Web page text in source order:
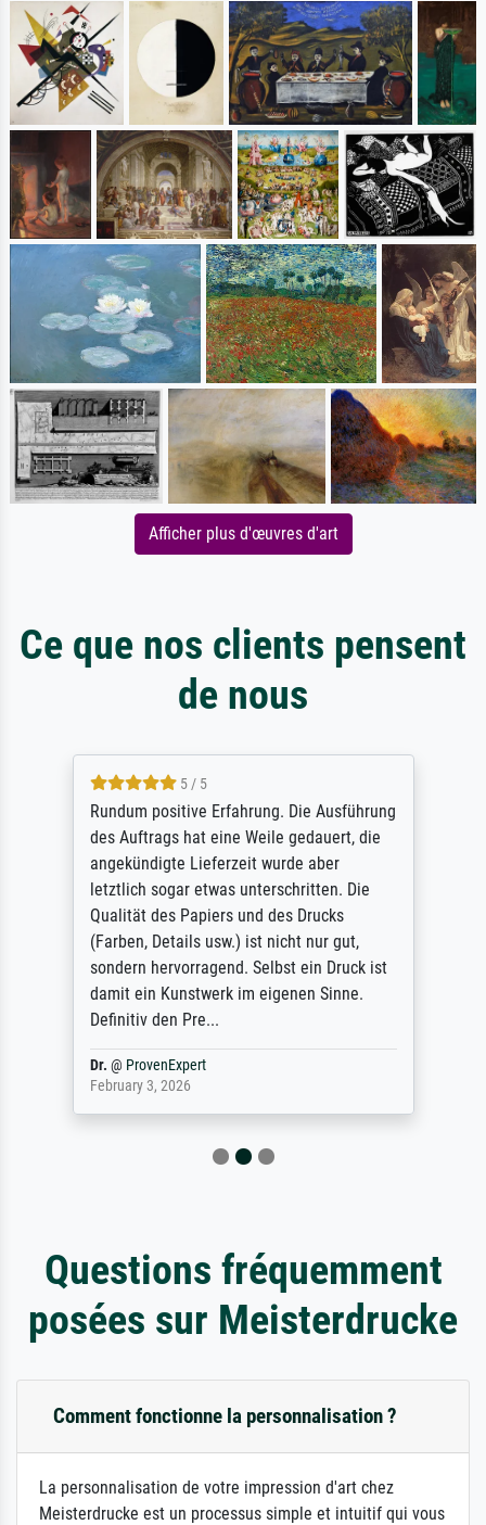
Afficher plus d'œuvres d'art
Ce que nos clients pensent
de nous
5 / 5
Rundum positive Erfahrung. Die Ausführung
des Auftrags hat eine Weile gedauert, die
angekündigte Lieferzeit wurde aber
letztlich sogar etwas unterschritten. Die
Qualität des Papiers und des Drucks
(Farben, Details usw.) ist nicht nur gut,
sondern hervorragend. Selbst ein Druck ist
damit ein Kunstwerk im eigenen Sinne.
Definitiv den Pre...
Dr. @ ProvenExpert
February 3, 2026
Questions fréquemment
posées sur Meisterdrucke
Comment fonctionne la personnalisation ?
La personnalisation de votre impression d'art chez
Meisterdrucke est un processus simple et intuitif qui vous